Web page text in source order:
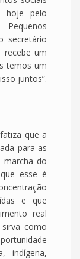
hoje pelo
secretário
recebe um
temos um
juntos”.
que a
para as
do
esse é
e que
real
como
indígena,